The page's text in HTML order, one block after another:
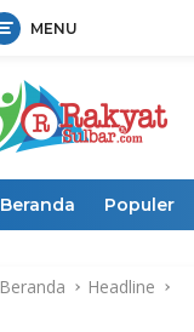
MENU
Beranda Populer
Beranda Headline